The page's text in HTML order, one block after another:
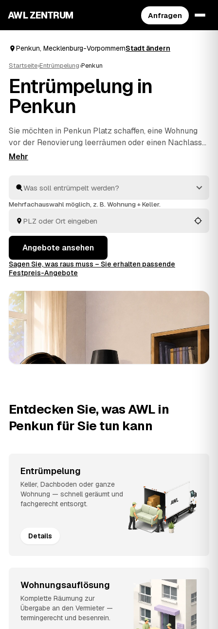
AWL ZENTRUM Anfragen
Penkun, Mecklenburg-VorpommernStadt ändern
Startseite›Entrümpelung›Penkun
Entrümpelung in
Penkun
Sie möchten in Penkun Platz schaffen, eine Wohnung
vor der Renovierung leerräumen oder einen Nachlass
auflösen? Beschreiben Sie Ihren Auftrag bei AWL
Vorpommern. Vom einzelnen Raum bis zur kompletten
Haushaltsauflösungwird alles fachgerecht ausgeräumt
Blick.
Mehrfachauswahl möglich, z. B. Wohnung + Keller.
Angebote ansehen
Sagen Sie, was raus muss – Sie erhalten passende
Festpreis-Angebote
Entdecken Sie, was AWL in
Penkun für Sie tun kann
Entrümpelung
Keller, Dachboden oder ganze
Wohnung — schnell geräumt und
fachgerecht entsorgt.
Details
Wohnungsauflösung
Komplette Räumung zur
Übergabe an den Vermieter —
termingerecht und besenrein.